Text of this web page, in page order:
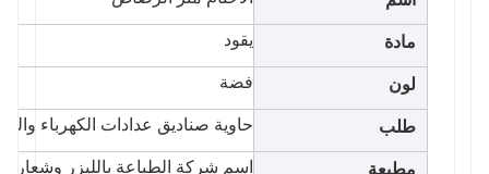
مادة يقود
لون فضة
طلب حاوية صناديق عدادات الكهرباء
مطبعة اسم شركة الطباعة بالليزر وشعار